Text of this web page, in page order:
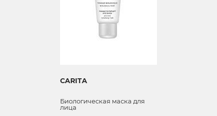
CARITA
Биологическая маска для
лица